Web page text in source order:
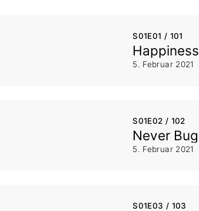
S01E01 / 101
5. Februar 2021
S01E02 / 102
Never
5. Februar 2021
S01E03 / 103